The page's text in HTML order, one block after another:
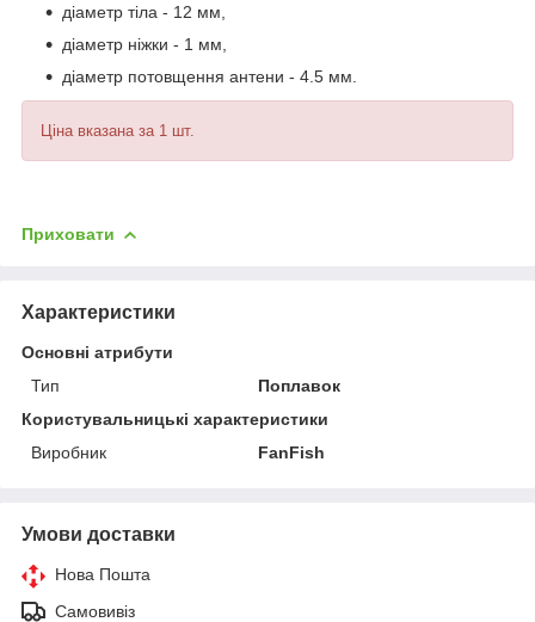
діаметр тіла - 12 мм,
діаметр ніжки - 1 мм,
діаметр потовщення антени - 4.5 мм.
Ціна вказана за 1 шт.
Приховати
Характеристики
Основні атрибути
Тип
Поплавок
Користувальницькі характеристики
Виробник
FanFish
Умови доставки
Нова Пошта
Самовивіз